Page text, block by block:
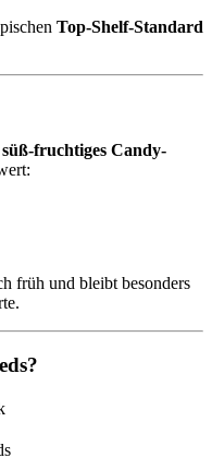
Top-Shelf-Standard
süß-fruchtiges Candy-
früh und bleibt besonders